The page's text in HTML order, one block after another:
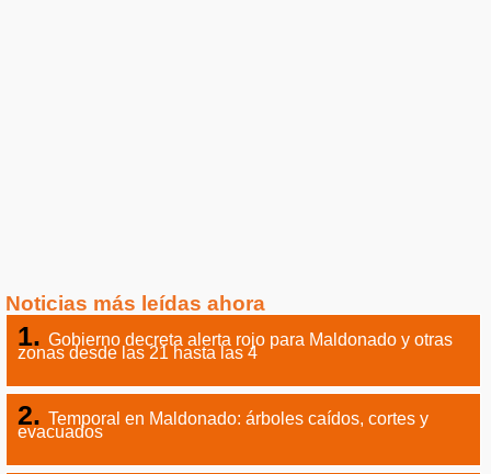
Noticias más leídas ahora
Gobierno decreta alerta rojo para Maldonado y otras
zonas desde las 21 hasta las 4
Temporal en Maldonado: árboles caídos, cortes y
evacuados